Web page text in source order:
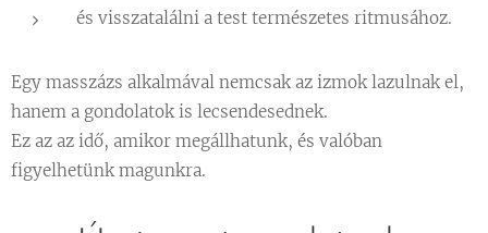
és visszatalálni a test természetes ritmusához.
Egy masszázs alkalmával nemcsak az izmok lazulnak el,
hanem a gondolatok is lecsendesednek.
Ez az az idő, amikor megállhatunk, és valóban
figyelhetünk magunkra.